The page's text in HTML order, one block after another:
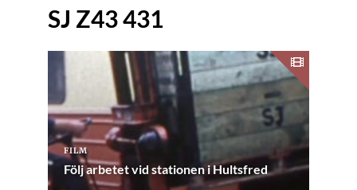
SJ Z43 431
FILM
Följ arbetet vid stationen i Hultsfred